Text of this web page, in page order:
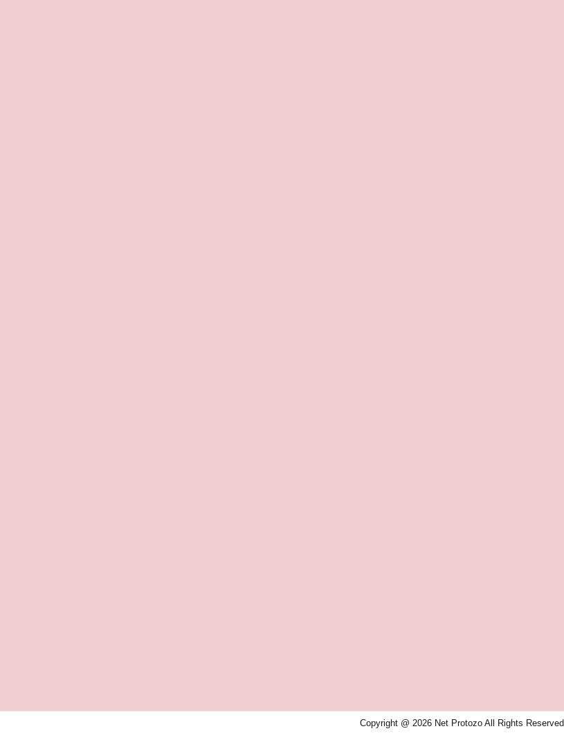
Copyright @ 2026 Net Protozo All Rights Reserved